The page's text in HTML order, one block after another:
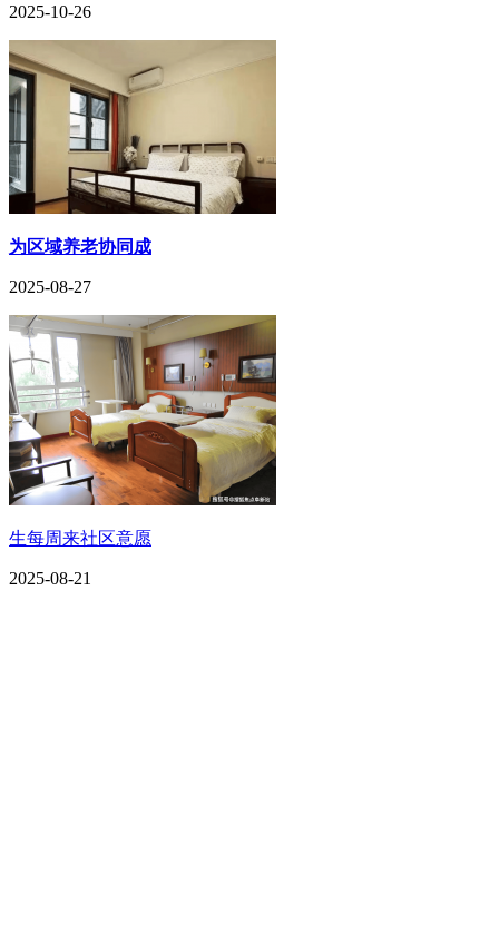
2025-10-26
为区域养老协同成
2025-08-27
生每周来社区意愿
2025-08-21